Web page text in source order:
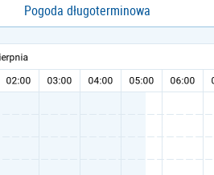
Pogoda długoterminowa